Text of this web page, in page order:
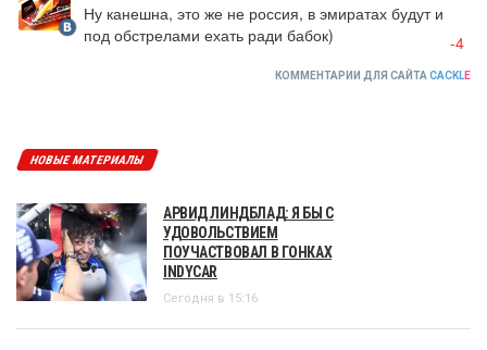
Ну канешна, это же не россия, в эмиратах будут и
под обстрелами ехать ради бабок)
-4
КОММЕНТАРИИ ДЛЯ САЙТА CACKLE
НОВЫЕ МАТЕРИАЛЫ
АРВИД ЛИНДБЛАД: Я БЫ С
УДОВОЛЬСТВИЕМ
ПОУЧАСТВОВАЛ В ГОНКАХ
INDYCAR
Сегодня в 15:16